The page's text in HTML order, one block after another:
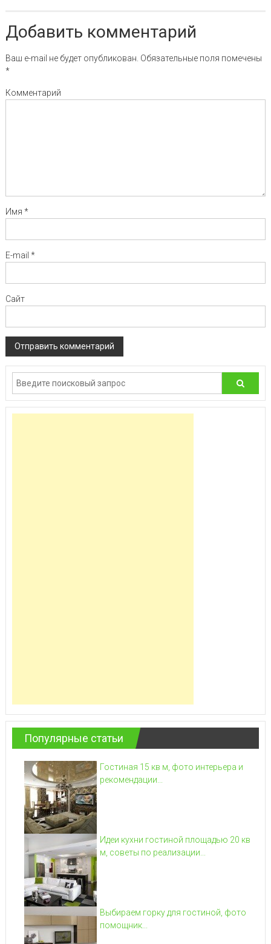
Добавить комментарий
Ваш e-mail не будет опубликован. Обязательные поля помечены
*
Комментарий
Имя *
E-mail *
Сайт
Популярные статьи
Гостиная 15 кв м, фото интерьера и
рекомендации...
Идеи кухни гостиной площадью 20 кв
м, советы по реализации...
Выбираем горку для гостиной, фото
помощник...